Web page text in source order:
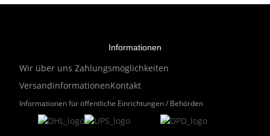
Informationen
Wir über uns Zahlungsmöglichkeiten
VersandinformationenKontakt
Informationen für öffentliche Einrichtungen / Behörden